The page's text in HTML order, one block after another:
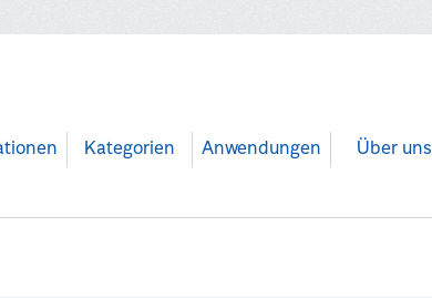
Kategorien Anwendungen Über uns